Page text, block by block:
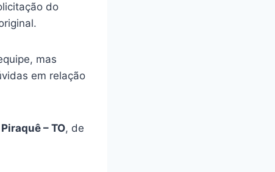
do
mas
em relação
Piraquê – TO, de